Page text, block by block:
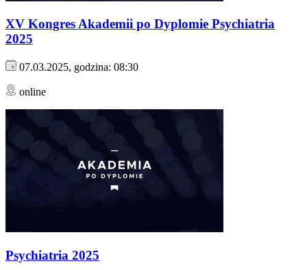
XV Kongres Akademii po Dyplomie Psychiatria
2025
07.03.2025, godzina: 08:30
online
Psychiatria 2025